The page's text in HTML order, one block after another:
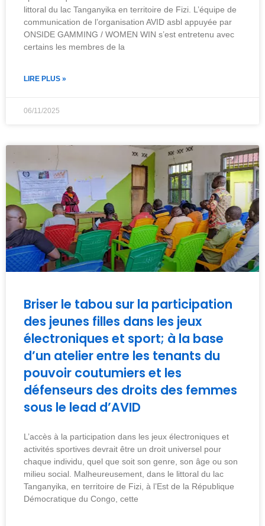
littoral du lac Tanganyika en territoire de Fizi. L’équipe de
communication de l’organisation AVID asbl appuyée par
ONSIDE GAMMING / WOMEN WIN s’est entretenu avec
certains les membres de la
LIRE PLUS »
06/11/2025
Briser le tabou sur la participation
des jeunes filles dans les jeux
électroniques et sport; à la base
d’un atelier entre les tenants du
pouvoir coutumiers et les
défenseurs des droits des femmes
sous le lead d’AVID
L’accès à la participation dans les jeux électroniques et
activités sportives devrait être un droit universel pour
chaque individu, quel que soit son genre, son âge ou son
milieu social. Malheureusement, dans le littoral du lac
Tanganyika, en territoire de Fizi, à l’Est de la République
Démocratique du Congo, cette